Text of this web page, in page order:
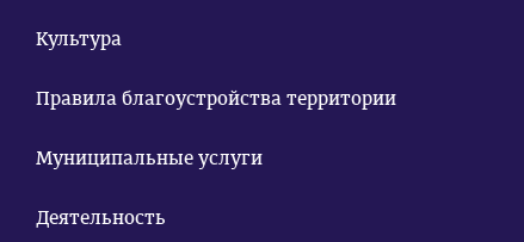
Культура
Правила благоустройства территории
Муниципальные услуги
Деятельность